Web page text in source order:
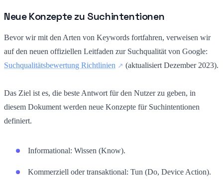
Neue Konzepte zu Suchintentionen
Bevor wir mit den Arten von Keywords fortfahren, verweisen wir
auf den neuen offiziellen Leitfaden zur Suchqualität von Google:
Suchqualitätsbewertung Richtlinien
(aktualisiert Dezember 2023).
Das Ziel ist es, die beste Antwort für den Nutzer zu geben, in
diesem Dokument werden neue Konzepte für Suchintentionen
definiert.
Informational: Wissen (Know).
Kommerziell oder transaktional: Tun (Do, Device Action).